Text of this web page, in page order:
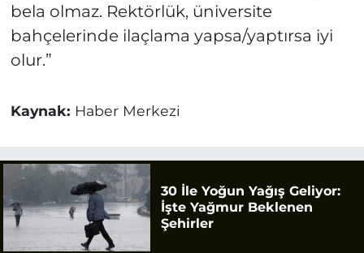
bela olmaz. Rektörlük, üniversite
bahçelerinde ilaçlama yapsa/yaptırsa iyi
olur.”
Kaynak: Haber Merkezi
30 İle Yoğun Yağış Geliyor:
İşte Yağmur Beklenen
Şehirler